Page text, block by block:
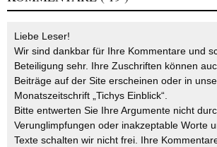
Liebe Leser!
Wir sind dankbar für Ihre Kommentare und
Beteiligung sehr. Ihre Zuschriften können
Beiträge auf der Site erscheinen oder in
Monatszeitschrift „Tichys Einblick“.
Bitte entwerten Sie Ihre Argumente nicht
Verunglimpfungen oder inakzeptable Worte
Texte schalten wir nicht frei. Ihre